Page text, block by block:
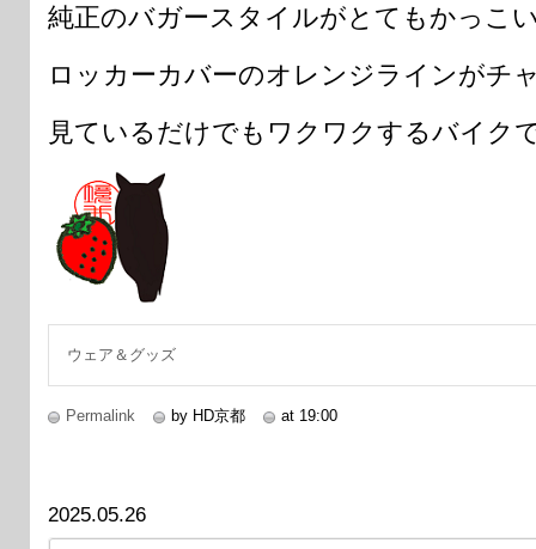
純正のバガースタイルがとてもかっこ
ロッカーカバーのオレンジラインがチ
見ているだけでもワクワクするバイク
ウェア＆グッズ
Permalink by HD京都 at 19:00
2025.05.26